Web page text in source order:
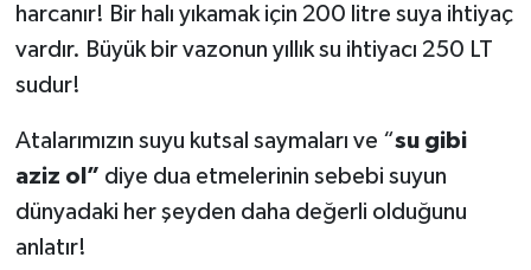
harcanır! Bir halı yıkamak için 200 litre suya ihtiyaç
vardır. Büyük bir vazonun yıllık su ihtiyacı 250 LT
sudur!
Atalarımızın suyu kutsal saymaları ve “su gibi
aziz ol” diye dua etmelerinin sebebi suyun
dünyadaki her şeyden daha değerli olduğunu
anlatır!